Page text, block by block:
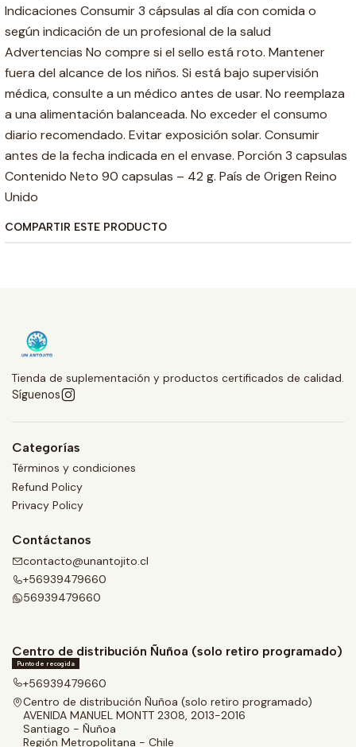
Indicaciones Consumir 3 cápsulas al día con comida o
según indicación de un profesional de la salud
Advertencias No compre si el sello está roto. Mantener
fuera del alcance de los niños. Si está bajo supervisión
médica, consulte a un médico antes de usar. No reemplaza
a una alimentación balanceada. No exceder el consumo
diario recomendado. Evitar exposición solar. Consumir
antes de la fecha indicada en el envase. Porción 3 capsulas
Contenido Neto 90 capsulas – 42 g. País de Origen Reino
Unido
COMPARTIR ESTE PRODUCTO
Tienda de suplementación y productos certificados de calidad.
Síguenos
Categorías
Términos y condiciones
Refund Policy
Privacy Policy
Contáctanos
contacto@unantojito.cl
+56939479660
56939479660
Centro de distribución Ñuñoa (solo retiro programado)
Punto de recogida
+56939479660
Centro de distribución Ñuñoa (solo retiro programado)
AVENIDA MANUEL MONTT 2308, 2013-2016
Santiago - Ñuñoa
Región Metropolitana - Chile